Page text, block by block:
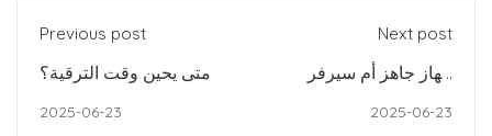
Previous post
متى يحين وقت الترقية؟
2025-06-23
Next post
جهاز جاهز أم سيرفر
2025-06-23